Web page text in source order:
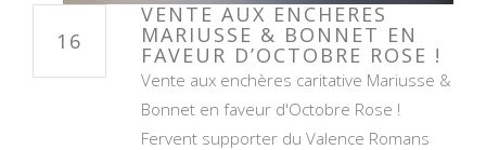
16
VENTE AUX ENCHERES
MARIUSSE & BONNET EN
FAVEUR D’OCTOBRE ROSE !
Vente aux enchères caritative Mariusse &
Bonnet en faveur d'Octobre Rose !
Fervent supporter du Valence Romans